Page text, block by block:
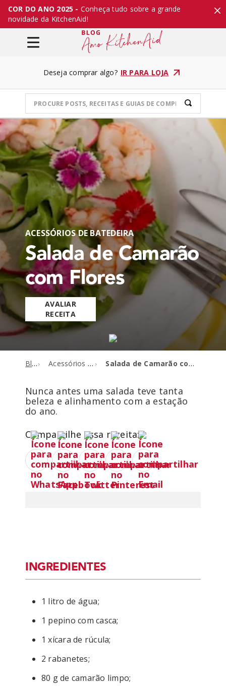
COR DO ANO 2025 - Conheça tudo sobre a grande
novidade da KitchenAid!
Deseja comprar algo? IR PARA LOJA
ACESSÓRIOS DE BATEDEIRA
Salada de Camarão
com Flores
AVALIAR
RECEITA
Blog Acessórios de batedeira Salada de Camarão com Flores
Nunca antes uma salada teve tanta
beleza e alinhamento com a estação
do ano.
Compartilhe essa receita:
INGREDIENTES
1 litro de água;
1 pepino com casca;
1 xícara de rúcula;
2 rabanetes;
80 g de camarão limpo;